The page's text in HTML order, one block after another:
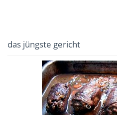
das jüngste gericht